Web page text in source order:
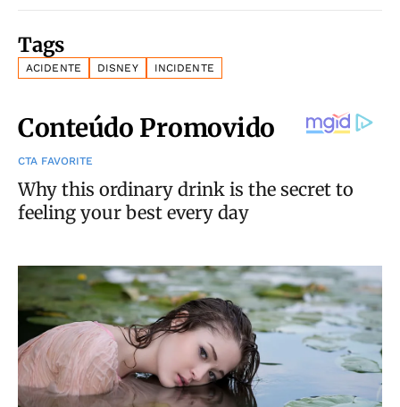
Tags
ACIDENTE DISNEY INCIDENTE